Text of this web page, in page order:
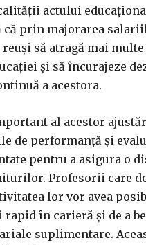
actului
că prin majorarea
să atragă mai
și să încurajeze
a acestora.
al acestor
de performanță și
pentru a asigura o
Profesorii care
lor vor avea
rapid în carieră și de a
suplimentare.